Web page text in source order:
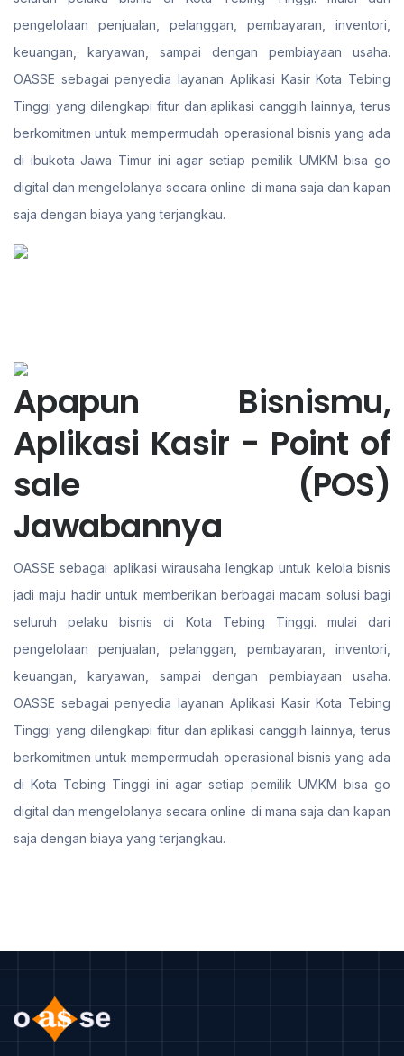
pengelolaan penjualan, pelanggan, pembayaran, inventori,
keuangan, karyawan, sampai dengan pembiayaan usaha.
OASSE sebagai penyedia layanan Aplikasi Kasir Kota Tebing
Tinggi yang dilengkapi fitur dan aplikasi canggih lainnya, terus
berkomitmen untuk mempermudah operasional bisnis yang ada
di ibukota Jawa Timur ini agar setiap pemilik UMKM bisa go
digital dan mengelolanya secara online di mana saja dan kapan
saja dengan biaya yang terjangkau.
Apapun Bisnismu,
Aplikasi Kasir - Point of
sale (POS)
Jawabannya
OASSE sebagai aplikasi wirausaha lengkap untuk kelola bisnis
jadi maju hadir untuk memberikan berbagai macam solusi bagi
seluruh pelaku bisnis di Kota Tebing Tinggi. mulai dari
pengelolaan penjualan, pelanggan, pembayaran, inventori,
keuangan, karyawan, sampai dengan pembiayaan usaha.
OASSE sebagai penyedia layanan Aplikasi Kasir Kota Tebing
Tinggi yang dilengkapi fitur dan aplikasi canggih lainnya, terus
berkomitmen untuk mempermudah operasional bisnis yang ada
di Kota Tebing Tinggi ini agar setiap pemilik UMKM bisa go
digital dan mengelolanya secara online di mana saja dan kapan
saja dengan biaya yang terjangkau.